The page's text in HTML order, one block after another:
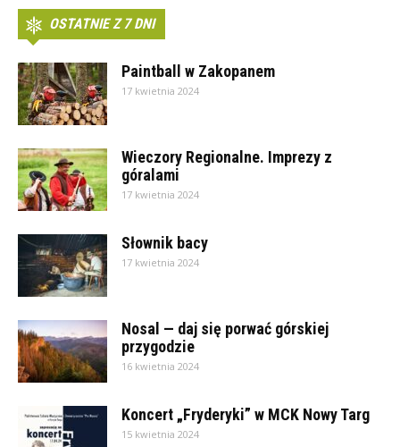
OSTATNIE Z 7 DNI
Paintball w Zakopanem
17 kwietnia 2024
Wieczory Regionalne. Imprezy z
góralami
17 kwietnia 2024
Słownik bacy
17 kwietnia 2024
Nosal — daj się porwać górskiej
przygodzie
16 kwietnia 2024
Koncert „Fryderyki” w MCK Nowy Targ
15 kwietnia 2024